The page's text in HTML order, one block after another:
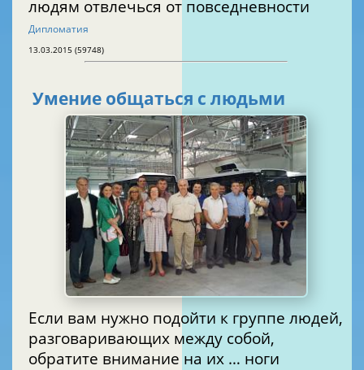
людям отвлечься от повседневности
Дипломатия
13.03.2015 (59748)
Умение общаться с людьми
Если вам нужно подойти к группе людей,
разговаривающих между собой,
обратите внимание на их … ноги